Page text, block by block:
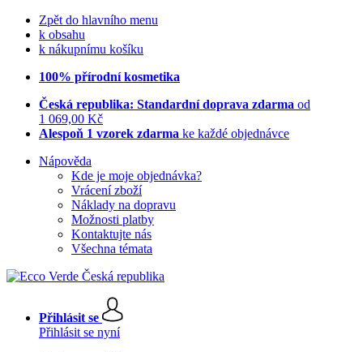
Zpět do hlavního menu
k obsahu
k nákupnímu košíku
100% přírodní kosmetika
Česká republika: Standardní doprava zdarma od
1 069,00 Kč
Alespoň 1 vzorek zdarma ke každé objednávce
Nápověda
Kde je moje objednávka?
Vrácení zboží
Náklady na dopravu
Možnosti platby
Kontaktujte nás
Všechna témata
Přihlásit se
Přihlásit se nyní